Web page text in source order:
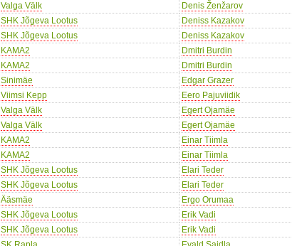
Valga Välk Denis Ženžarov
SHK Jõgeva Lootus Deniss Kazakov
SHK Jõgeva Lootus Deniss Kazakov
KAMA2 Dmitri Burdin
KAMA2 Dmitri Burdin
Sinimäe Edgar Grazer
Viimsi Kepp Eero Pajuviidik
Valga Välk Egert Ojamäe
Valga Välk Egert Ojamäe
KAMA2 Einar Tiimla
KAMA2 Einar Tiimla
SHK Jõgeva Lootus Elari Teder
SHK Jõgeva Lootus Elari Teder
Ääsmäe Ergo Orumaa
SHK Jõgeva Lootus Erik Vadi
SHK Jõgeva Lootus Erik Vadi